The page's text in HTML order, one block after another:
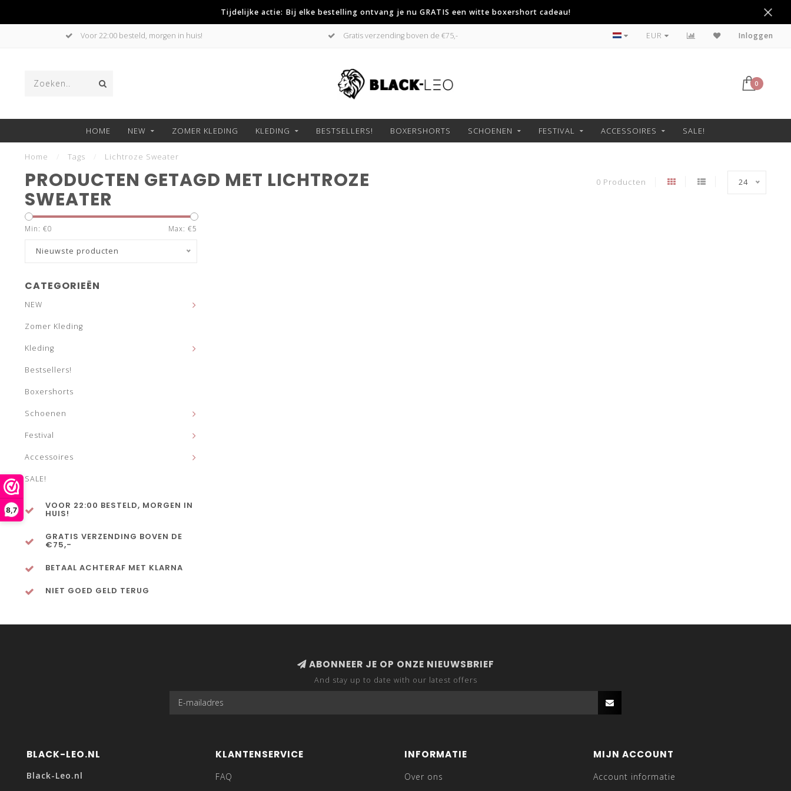
8,7
Tijdelijke actie: Bij elke bestelling ontvang je nu GRATIS een witte boxershort cadeau!
Voor 22:00 besteld, morgen in huis! Gratis verzending boven de €75,- Betaal achteraf met Klarna
EUR Inloggen
0
HOME NEW ZOMER KLEDING KLEDING BESTSELLERS! BOXERSHORTS SCHOENEN FESTIVAL ACCESSOIRES SALE!
Home Tags Lichtroze Sweater
PRODUCTEN GETAGD MET LICHTROZE
SWEATER
0 Producten 24
Min: €0 Max: €5
Nieuwste producten
CATEGORIEËN
NEW
Zomer Kleding
Kleding
Bestsellers!
Boxershorts
Schoenen
Festival
Accessoires
SALE!
VOOR 22:00 BESTELD, MORGEN IN
HUIS!
GRATIS VERZENDING BOVEN DE
€75,-
BETAAL ACHTERAF MET KLARNA
NIET GOED GELD TERUG
ABONNEER JE OP ONZE NIEUWSBRIEF
And stay up to date with our latest offers
BLACK-LEO.NL
Black-Leo.nl
KLANTENSERVICE
FAQ
INFORMATIE
Over ons
MIJN ACCOUNT
Account informatie